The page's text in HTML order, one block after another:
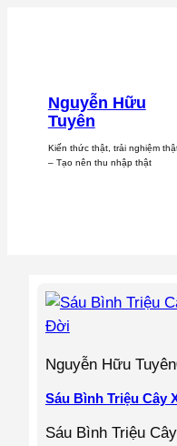
Nguyễn Hữu
Tuyên
Kiến thức thật, trải nghiệm
– Tạo nên thu nhập thật
Nguyễn Hữu Tuyên
Sáu Bình Triệu Cây
Sáu Bình Triệu